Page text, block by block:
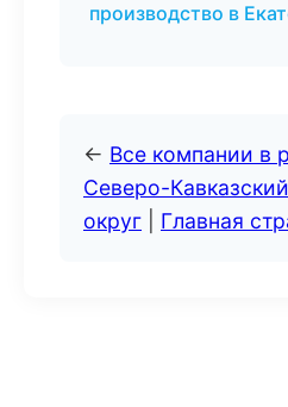
производство в
← Все компании в
Северо-
округ
Главная